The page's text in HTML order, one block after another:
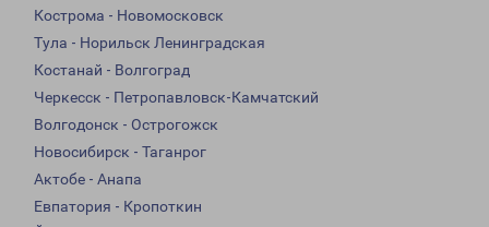
Кострома - Новомосковск
Тула - Норильск Ленинградская
Костанай - Волгоград
Черкесск - Петропавловск-Камчатский
Волгодонск - Острогожск
Новосибирск - Таганрог
Актобе - Анапа
Евпатория - Кропоткин